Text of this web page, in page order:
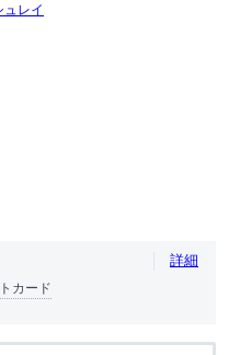
レイ
詳細
カード